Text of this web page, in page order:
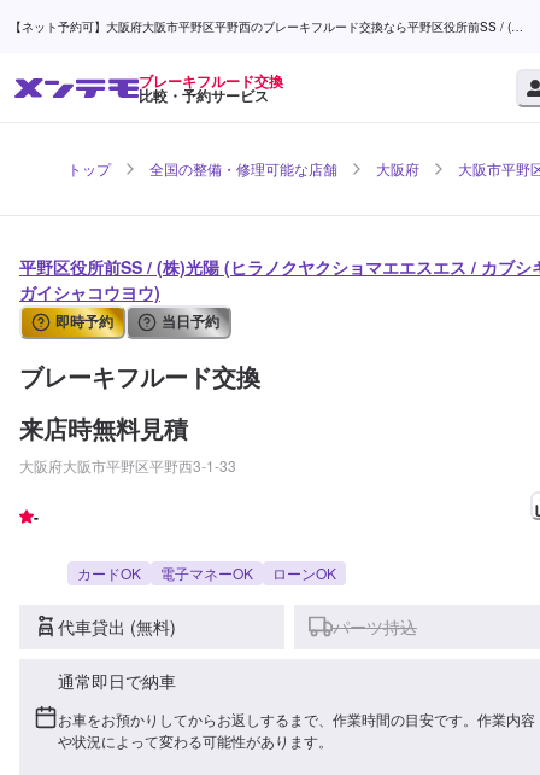
【ネット予約可】大阪府大阪市平野区平野西のブレーキフルード交換なら平野区役所前SS / (株)
ブレーキフルード交換
比較・予約サービス
トップ 全国の整備・修理可能な店舗 大阪府 大阪市平野
平野区役所前SS / (株)光陽 (ヒラノクヤクショマエエスエス / カブシ
ガイシャコウヨウ)
即時予約 当日予約
ブレーキフルード交換
来店時無料見積
大阪府大阪市平野区平野西3-1-33
-
カードOK 電子マネーOK ローンOK
代車貸出 (無料) パーツ持込
通常即日で納車
お車をお預かりしてからお返しするまで、作業時間の目安です。作業内容
や状況によって変わる可能性があります。